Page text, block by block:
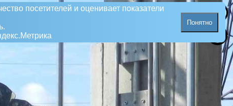
посетителей и оценивает показатели
Понятно